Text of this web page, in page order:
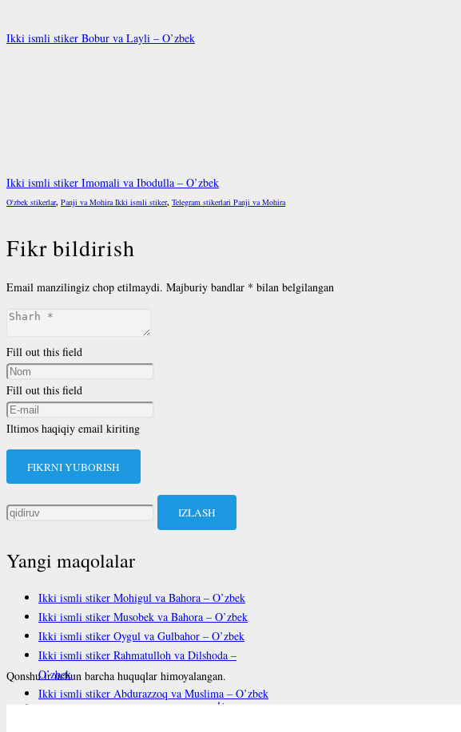
Ikki ismli stiker Bobur va Layli – O’zbek
Ikki ismli stiker Imomali va Ibodulla – O’zbek
O'zbek stikerlar, Panji va Mohira Ikki ismli stiker, Telegram stikerlari Panji va Mohira
Fikr bildirish
Email manzilingiz chop etilmaydi. Majburiy bandlar * bilan belgilangan
Fill out this field
Fill out this field
Iltimos haqiqiy email kiriting
FIKRNI YUBORISH
Qidirshish:
Yangi maqolalar
Ikki ismli stiker Mohigul va Bahora – O’zbek
Ikki ismli stiker Musobek va Bahora – O’zbek
Ikki ismli stiker Oygul va Gulbahor – O’zbek
Ikki ismli stiker Rahmatulloh va Dilshoda –
O’zbek
Ikki ismli stiker Abdurazzoq va Muslima – O’zbek
Qonshu.ir uchun barcha huquqlar himoyalangan.
فارسی